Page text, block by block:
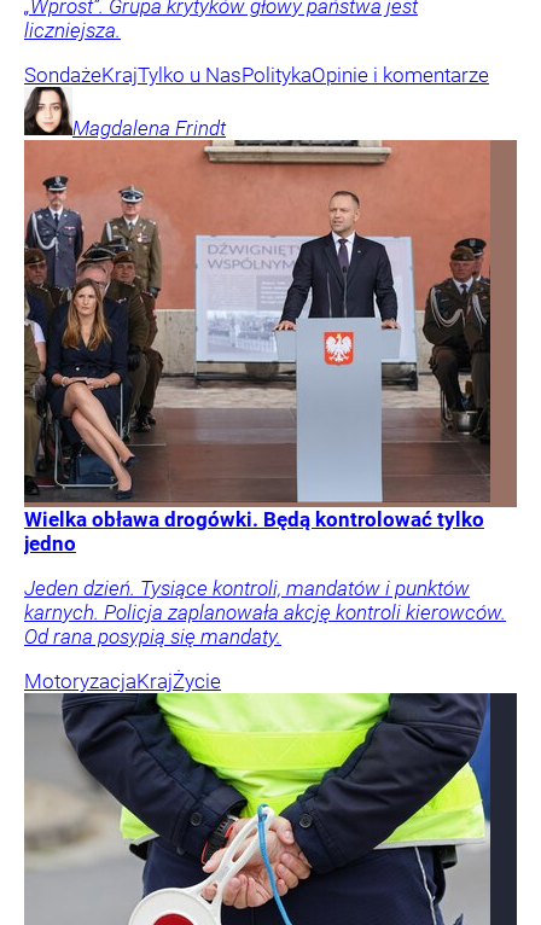
„Wprost”. Grupa krytyków głowy państwa jest
liczniejsza.
SondażeKrajTylko u NasPolitykaOpinie i komentarze
Magdalena Frindt
Wielka obława drogówki. Będą kontrolować tylko
jedno
Jeden dzień. Tysiące kontroli, mandatów i punktów
karnych. Policja zaplanowała akcję kontroli kierowców.
Od rana posypią się mandaty.
MotoryzacjaKrajŻycie